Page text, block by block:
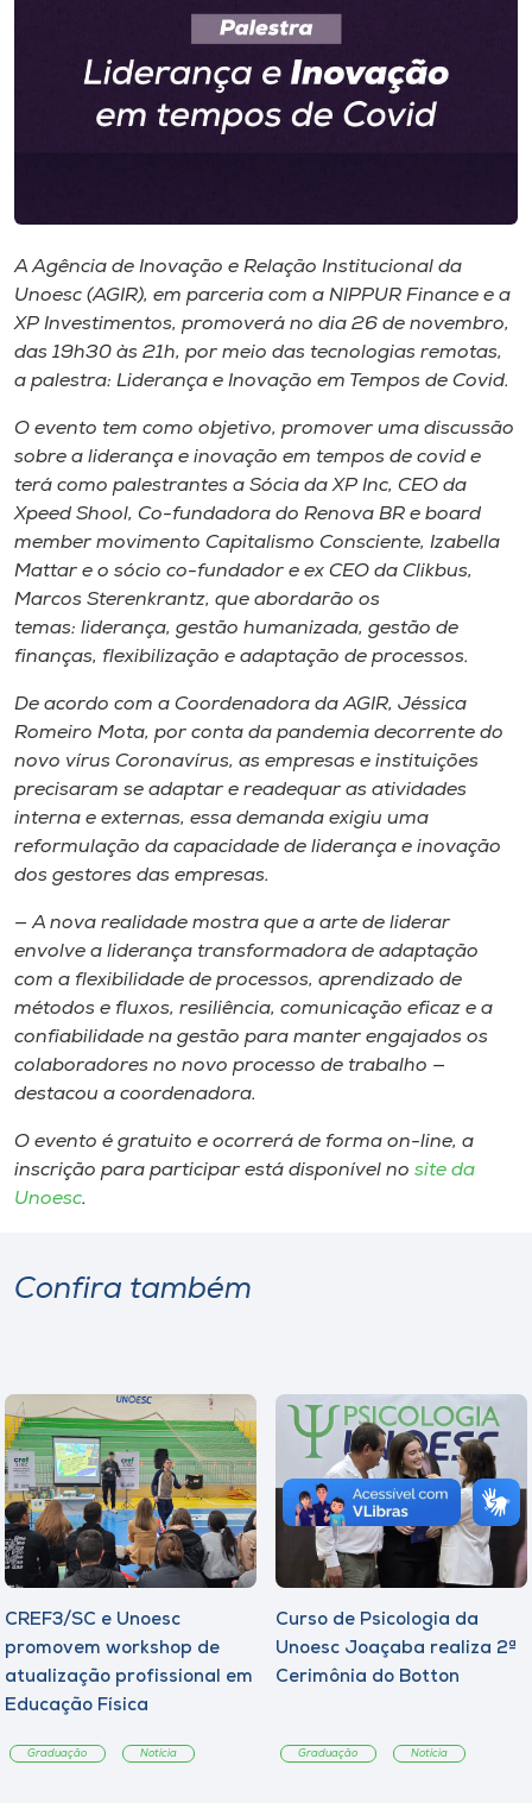
Editora
Museu
Unoesc
Store
Selecione
o idioma
A Agência de Inovação e Relação Institucional da
Unoesc (AGIR), em parceria com a NIPPUR Finance e a
XP Investimentos, promoverá no dia 26 de novembro,
das 19h30 às 21h, por meio das tecnologias remotas,
a palestra: Liderança e Inovação em Tempos de Covid.
O evento tem como objetivo, promover uma discussão
sobre a liderança e inovação em tempos de covid e
terá como palestrantes a Sócia da XP Inc, CEO da
Xpeed Shool, Co-fundadora do Renova BR e board
member movimento Capitalismo Consciente, Izabella
Mattar e o sócio co-fundador e ex CEO da Clikbus,
Marcos Sterenkrantz, que abordarão os
temas: liderança, gestão humanizada, gestão de
finanças, flexibilização e adaptação de processos.
De acordo com a Coordenadora da AGIR, Jéssica
Romeiro Mota, por conta da pandemia decorrente do
novo vírus Coronavírus, as empresas e instituições
precisaram se adaptar e readequar as atividades
interna e externas, essa demanda exigiu uma
reformulação da capacidade de liderança e inovação
dos gestores das empresas.
— A nova realidade mostra que a arte de liderar
envolve a liderança transformadora de adaptação
com a flexibilidade de processos, aprendizado de
métodos e fluxos, resiliência, comunicação eficaz e a
confiabilidade na gestão para manter engajados os
colaboradores no novo processo de trabalho —
destacou a coordenadora.
O evento é gratuito e ocorrerá de forma on-line, a
inscrição para participar está disponível no site da
Unoesc.
Confira também
CREF3/SC e Unoesc
promovem workshop de
atualização profissional em
Educação Física
Graduação Notícia
Curso de Psicologia da
Unoesc Joaçaba realiza 2ª
Cerimônia do Botton
Graduação Notícia